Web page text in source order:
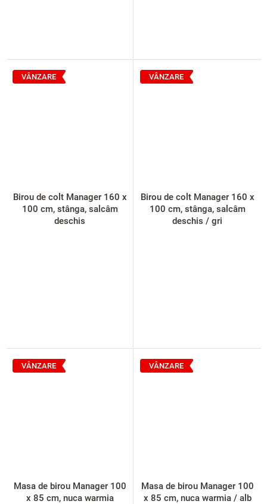
VÂNZARE
Birou de colt Manager 160 x
100 cm, stânga, salcâm
deschis
VÂNZARE
Birou de colt Manager 160 x
100 cm, stânga, salcâm
deschis / gri
VÂNZARE
Masa de birou Manager 100
x 85 cm, nuca warmia
VÂNZARE
Masa de birou Manager 100
x 85 cm, nuca warmia / alb